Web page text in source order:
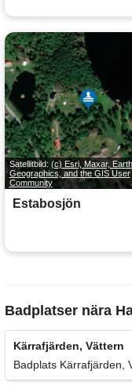
Satellitbild: (c) Esri, Maxar,
Geographics, and the GIS User
Community
Estabosjön
Badplatser nära
Kärrafjärden, Vättern
Badplats Kärrafjärden,